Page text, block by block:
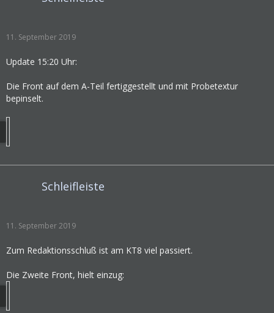
11. September 2019
Update 15:20 Uhr:
Die Front auf dem A-Teil fertiggestellt und mit Probetextur
bepinselt.
Schleifleiste
11. September 2019
Zum Redaktionsschluß ist am KT8 viel passiert.
Die Zweite Front, hielt einzug: